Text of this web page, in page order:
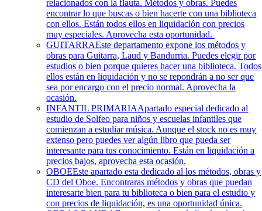
relacionados con la flauta. Métodos y obras. Puedes
encontrar lo que buscas o bien hacerte con una biblioteca
con ellos. Están todos ellos en liquidación con precios
muy especiales. Aprovecha esta oportunidad.
GUITARRAEste departamento expone los métodos y
obras para Guitarra, Laud y Bandurria. Puedes elegir por
estudios o bien porque quieres hacer una biblioteca. Todos
ellos están en liquidación y no se repondrán a no ser que
sea por encargo con el precio normal. Aprovecha la
ocasión.
INFANTIL PRIMARIAApartado especial dedicado al
estudio de Solfeo para niños y escuelas infantiles que
comienzan a estudiar música. Aunque el stock no es muy
extenso pero puedes ver algún libro que pueda ser
interesante para tus conocimiento. Están en liquidación a
precios bajos, aprovecha esta ocasión.
OBOEEste apartado esta dedicado al los métodos, obras y
CD del Oboe. Encontraras métodos y obras que puedan
interesarte bien para tu biblioteca o bien para el estudio y
con precios de liquidación, es una oportunidad única.